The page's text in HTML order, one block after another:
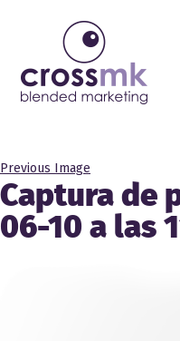
Previous Image
Captura de
06-10 a las